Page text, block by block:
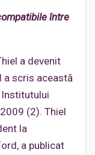
între
a devenit
a scris această
(2). Thiel
la
a publicat